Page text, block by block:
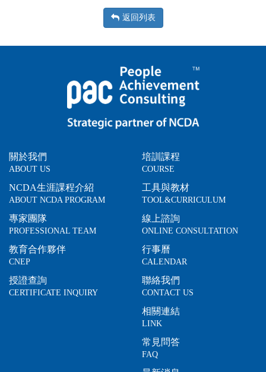
返回列表
關於我們
ABOUT US
NCDA生涯課程介紹
ABOUT NCDA PROGRAM
專家團隊
PROFESSIONAL TEAM
教育合作夥伴
CNEP
授證查詢
CERTIFICATE INQUIRY
培訓課程
COURSE
工具與教材
TOOL&CURRICULUM
線上諮詢
ONLINE CONSULTATION
行事曆
CALENDAR
聯絡我們
CONTACT US
相關連結
LINK
常見問答
FAQ